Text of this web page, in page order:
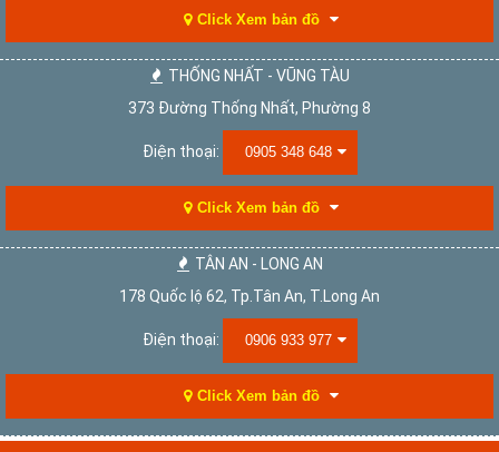
Click Xem bản đồ
THỐNG NHẤT - VŨNG TÀU
373 Đường Thống Nhất, Phường 8
Điện thoại: 0905 348 648
Click Xem bản đồ
TÂN AN - LONG AN
178 Quốc lộ 62, Tp.Tân An, T.Long An
Điện thoại: 0906 933 977
Click Xem bản đồ